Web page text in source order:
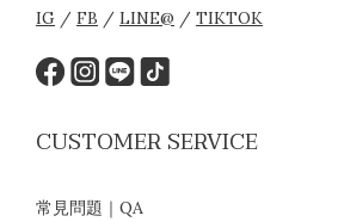
IG / FB / LINE@ / TIKTOK
CUSTOMER SERVICE
常見問題｜QA